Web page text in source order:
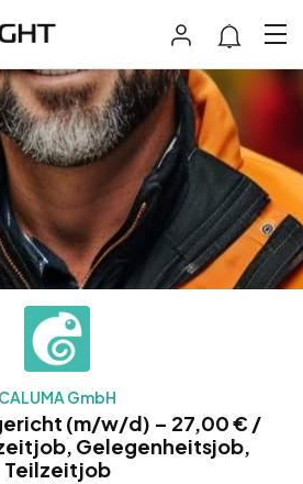
CALUMA GmbH
(m/w/d) – 27,00 € /
Gelegenheitsjob,
Teilzeitjob